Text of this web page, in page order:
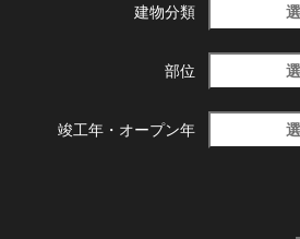
建物分類
部位
竣工年・ オープン年